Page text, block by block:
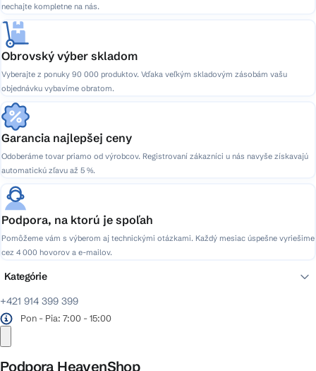
nechajte kompletne na nás.
Obrovský výber skladom
Vyberajte z ponuky 90 000 produktov. Vďaka veľkým skladovým zásobám vašu
objednávku vybavíme obratom.
Garancia najlepšej ceny
Odoberáme tovar priamo od výrobcov. Registrovaní zákazníci u nás navyše získavajú
automatickú zľavu až 5 %.
Podpora, na ktorú je spoľah
Pomôžeme vám s výberom aj technickými otázkami. Každý mesiac úspešne vyriešime
cez 4 000 hovorov a e-mailov.
+421 914 399 399
Pon - Pia: 7:00 - 15:00
Podpora HeavenShop
Kategórie